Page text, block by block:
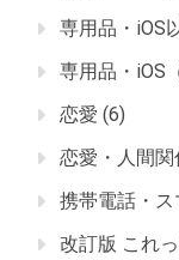
専用品・iOS
専用品・iOS
恋愛 (6)
恋愛・人間関
携帯電話・
改訂版 これ